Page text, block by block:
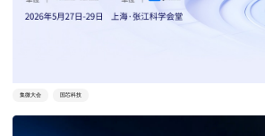
集微大会 国芯科技